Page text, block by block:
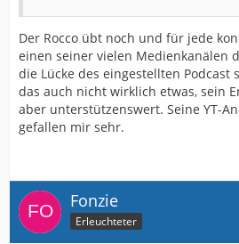
Der Rocco übt noch und für jede
einen seiner vielen Medienkanälen
die Lücke des eingestellten Podcast
das auch nicht wirklich etwas, sein
aber unterstützenswert. Seine YT-
gefallen mir sehr.
Fonzie
Erleuchteter